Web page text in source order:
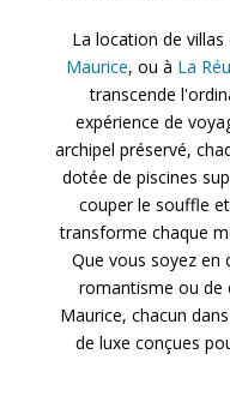
La location de villas
Maurice, ou à La
transcende
expérience de
archipel préservé,
dotée de piscines
couper le souffle
transforme chaque
Que vous soyez en
romantisme ou de
Maurice, chacun
de luxe conçues